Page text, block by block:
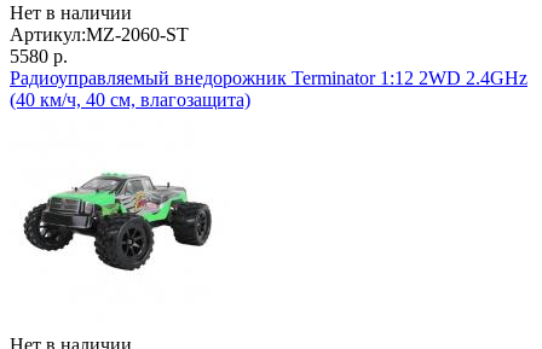
Нет в наличии
Артикул:MZ-2060-ST
5580 р.
Радиоуправляемый внедорожник Terminator 1:12 2WD 2.4GHz
(40 км/ч, 40 см, влагозащита)
Нет в наличии